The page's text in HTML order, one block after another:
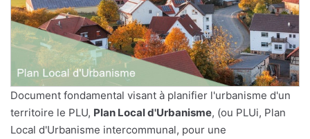
Document fondamental visant à planifier l'urbanisme d'un
territoire le PLU, Plan Local d'Urbanisme, (ou PLUi, Plan
Local d'Urbanisme intercommunal, pour une